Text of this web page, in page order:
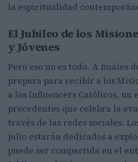
la espiritualidad
El Jubileo de los
y Jóvenes
Pero eso no es todo. A finales
prepara para recibir a los
a los Influencers Católicos, un
precedentes que celebra la
través de las redes sociales.
julio estarán dedicados a
puede ser compartida en el